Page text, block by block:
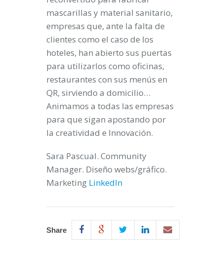
mascarillas y material sanitario,
empresas que, ante la falta de
clientes como el caso de los
hoteles, han abierto sus puertas
para utilizarlos como oficinas,
restaurantes con sus menús en
QR, sirviendo a domicilio…
Animamos a todas las empresas
para que sigan apostando por
la creatividad e Innovación.
Sara Pascual. Community
Manager. Diseño webs/gráfico.
Marketing LinkedIn
Share